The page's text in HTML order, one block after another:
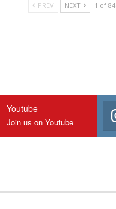
PREV NEXT 1 of 84
Youtube
Join us on Youtube